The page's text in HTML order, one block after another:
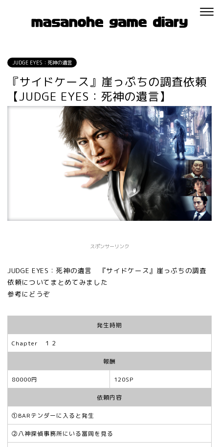
JUDGE EYES：死神の遺言
『サイドケース』崖っぷちの調査依頼
【JUDGE EYES：死神の遺言】
スポンサーリンク
JUDGE EYES：死神の遺言 『サイドケース』崖っぷちの調査
依頼についてまとめてみました
参考にどうぞ
発生時期
Chapter １２
報酬
80000円 120SP
依頼内容
①BARテンダーに入ると発生
②八神探偵事務所にいる冨岡を見る